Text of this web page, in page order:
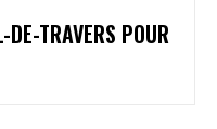
TRAVERS POUR